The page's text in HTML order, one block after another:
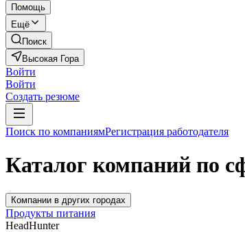
Помощь
Ещё
Поиск
Высокая Гора
Войти
Войти
Создать резюме
Поиск по компаниямРегистрация работодателя
Каталог компаний по
Компании в других городах
Продукты питания
HeadHunter